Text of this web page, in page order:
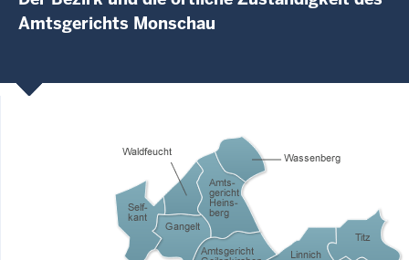
Amtsgerichts Monschau